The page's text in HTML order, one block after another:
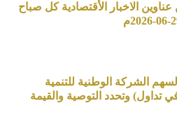
الاخبار الأقتصادية كل صباح
لسهم الشركة الوطنية للتنمية
– نادك (كود 6010 في تداول) وتحدد التوصية والقيمة